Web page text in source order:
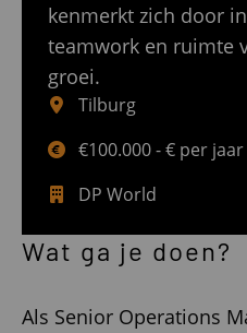
kenmerkt zich door
teamwork en ruimte
groei.
Tilburg
€100.000 - € per jaar
DP World
Wat ga je doen?
Als Senior Operations